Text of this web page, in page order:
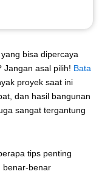
yang bisa dipercaya
Jangan asal pilih! Bata
proyek saat ini
dan hasil bangunan
sangat tergantung
tips penting
benar-benar